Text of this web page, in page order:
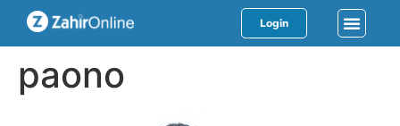
Login
paono